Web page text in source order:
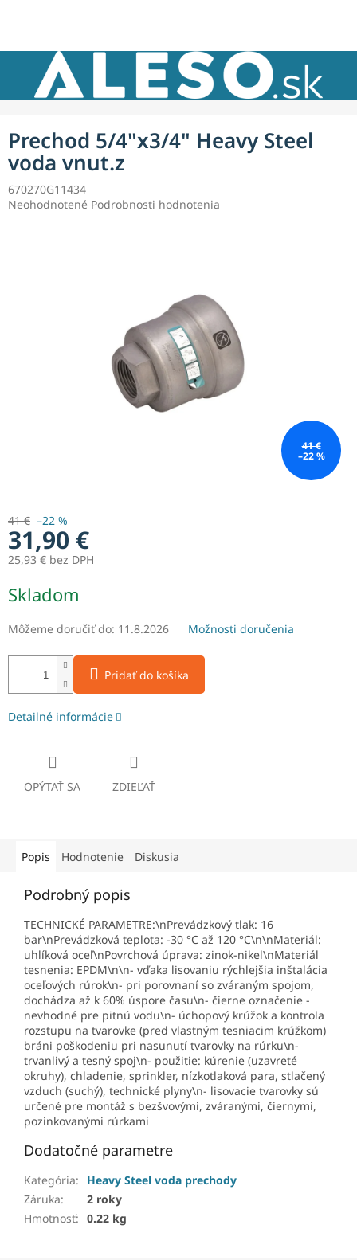
Prechod 5/4"x3/4" Heavy Steel
voda vnut.z
670270G11434
Priemerné
Neohodnotené Podrobnosti hodnotenia
41 €
–22 %
41 € –22 %
31,90 €
25,93 € bez DPH
cena:
Skladom
Môžeme doručiť do: 11.8.2026 Možnosti doručenia
Pridať do košíka
Detailné informácie
OPÝTAŤ SA ZDIEĽAŤ
Popis Hodnotenie Diskusia
Podrobný popis
TECHNICKÉ PARAMETRE:\nPrevádzkový tlak: 16
bar\nPrevádzková teplota: -30 °C až 120 °C\n\nMateriál:
uhlíková oceľ\nPovrchová úprava: zinok-nikel\nMateriál
tesnenia: EPDM\n\n- vďaka lisovaniu rýchlejšia inštalácia
oceľových rúrok\n- pri porovnaní so zváraným spojom,
dochádza až k 60% úspore času\n- čierne označenie -
nevhodné pre pitnú vodu\n- úchopový krúžok a kontrola
rozstupu na tvarovke (pred vlastným tesniacim krúžkom)
bráni poškodeniu pri nasunutí tvarovky na rúrku\n-
trvanlivý a tesný spoj\n- použitie: kúrenie (uzavreté
okruhy), chladenie, sprinkler, nízkotlaková para, stlačený
vzduch (suchý), technické plyny\n- lisovacie tvarovky sú
určené pre montáž s bezšvovými, zváranými, čiernymi,
pozinkovanými rúrkami
Dodatočné parametre
Kategória:
Heavy Steel voda prechody
Záruka:
2 roky
Hmotnosť: 0.22 kg